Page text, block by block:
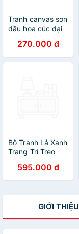
Tranh canvas sơn
dầu hoa cúc dại
- HTG002
270.000 đ
Bộ Tranh Lá Xanh
Trang Trí Treo
595.000 đ
GIỚI THIỆU